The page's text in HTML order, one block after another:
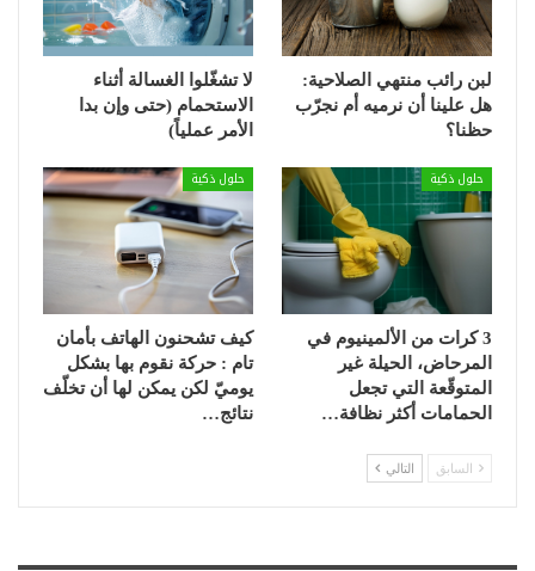
لبن رائب منتهي الصلاحية:
هل علينا أن نرميه أم نجرّب
حظنا؟
لا تشغّلوا الغسالة أثناء
الاستحمام (حتى وإن بدا
الأمر عملياً)
حلول ذكية
3 كرات من الألمينيوم في
المرحاض، الحيلة غير
المتوقّعة التي تجعل
الحمامات أكثر نظافة…
حلول ذكية
كيف تشحنون الهاتف بأمان
تام : حركة نقوم بها بشكل
يوميّ لكن يمكن لها أن تخلّف
نتائج…
السابق التالي